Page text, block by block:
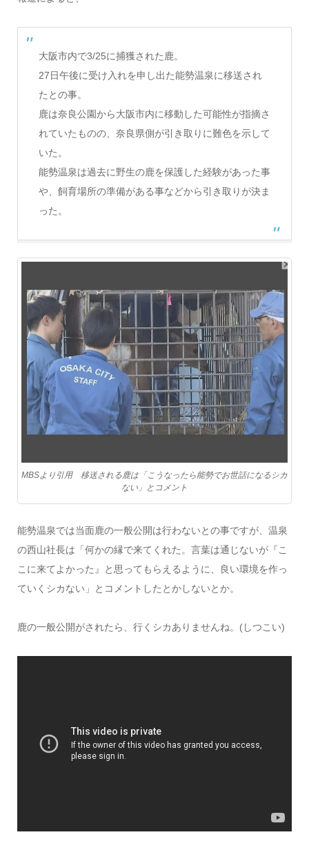
大阪市内で3/25に捕獲された鹿。
27日午後に受け入れを申し出た能勢温泉に移送され
たとの事。
鹿は奈良公園から大阪市内に移動した可能性が指摘さ
れていたものの、奈良県側が引き取りに難色を示して
いた。
能勢温泉は過去に野生の鹿を保護した経験があった事
や、飼育場所の準備がある事などから引き取りが決ま
った。
MBSより引用 移送される鹿は「こうなったら能勢でお世話になるシカ
ない」とコメント
能勢温泉では当面鹿の一般公開は行わないとの事ですが、温泉
の西山社長は「何かの縁で来てくれた。言葉は通じないが『こ
こに来てよかった』と思ってもらえるように、良い環境を作っ
ていくシカない」とコメントしたとかしないとか。
鹿の一般公開がされたら、行くシカありませんね。(しつこい)